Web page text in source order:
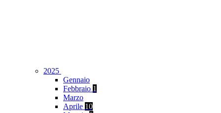
2025
Gennaio
Febbraio 1
Marzo
Aprile 10